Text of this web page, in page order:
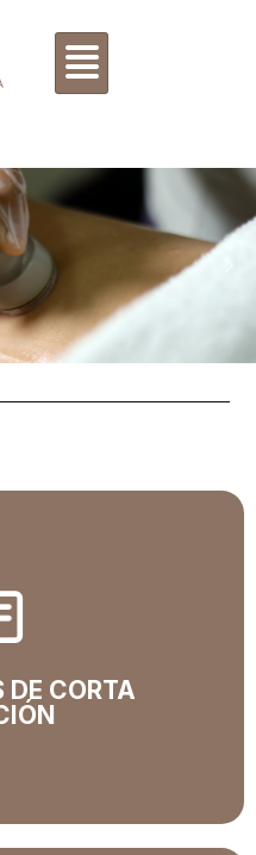
DE CORTA